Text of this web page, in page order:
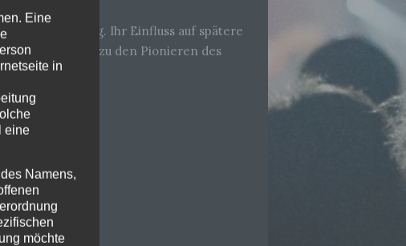
regelmäßig. Ihr Einfluss auf spätere
Led Zeppelin zu den Pionieren des
Eine
in
eine
Namens,
möchte